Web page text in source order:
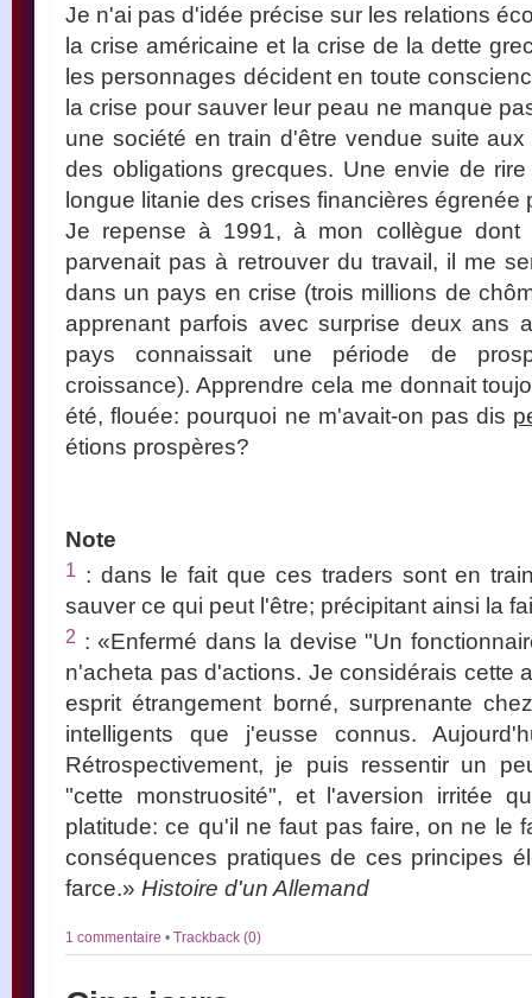
Je n'ai pas d'idée précise sur les relations
la crise américaine et la crise de la dette
les personnages décident en toute
la crise pour sauver leur peau ne manque
une société en train d'être vendue suite
des obligations grecques. Une envie de
longue litanie des crises financières égrenée
Je repense à 1991, à mon collègue dont
parvenait pas à retrouver du travail, il me
dans un pays en crise (trois millions de
apprenant parfois avec surprise deux ans
pays connaissait une période de
croissance). Apprendre cela me donnait
été, flouée: pourquoi ne m'avait-on pas dis
étions prospères?
Note
1 : dans le fait que ces traders sont en
sauver ce qui peut l'être; précipitant ainsi la
2 : «Enfermé dans la devise "Un
n'acheta pas d'actions. Je considérais cette
esprit étrangement borné, surprenante
intelligents que j'eusse connus.
Rétrospectivement, je puis ressentir un
"cette monstruosité", et l'aversion irritée
platitude: ce qu'il ne faut pas faire, on ne le
conséquences pratiques de ces principes
farce.» Histoire d'un Allemand
1 commentaire • Trackback (0)